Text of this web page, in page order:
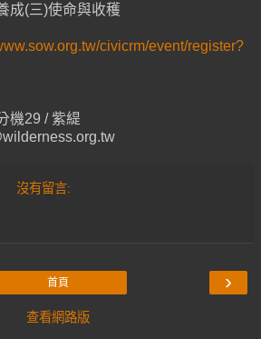
(三)使命與收穫
civicrm/event/register?
機29 / 紫緹
沒有留言:
›
首頁
查看網路版